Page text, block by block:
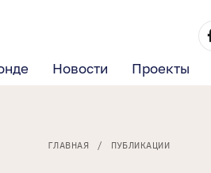
Проекты
Новости
ГЛАВНАЯ / ПУБЛИКАЦИИ